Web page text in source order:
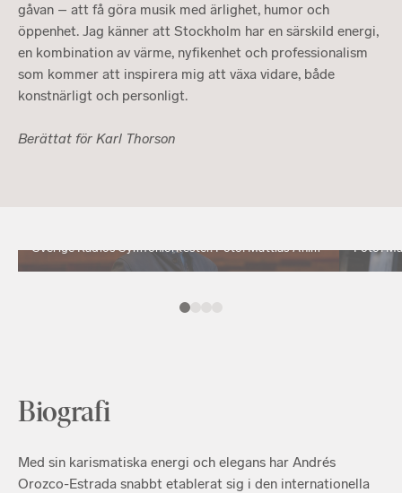
gåvan – att få göra musik med ärlighet, humor och
öppenhet. Jag känner att Stockholm har en särskild energi,
en kombination av värme, nyfikenhet och professionalism
som kommer att inspirera mig att växa vidare, både
konstnärligt och personligt.
Berättat för Karl Thorson
Sverige Radios Symfoniorkester. Foto: Mattias Ahlm
Foto:
Biografi
Med sin karismatiska energi och elegans har Andrés
Orozco-Estrada snabbt etablerat sig i den internationella